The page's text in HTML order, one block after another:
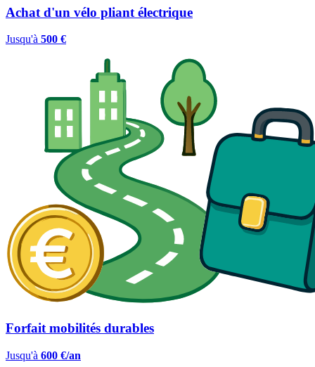
Achat d'un vélo pliant électrique
Jusqu'à 500 €
Forfait mobilités durables
Jusqu'à 600 €/an